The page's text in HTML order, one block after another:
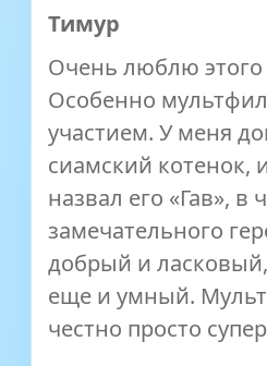
Тимур
Очень люблю этого
Особенно
участием. У меня
сиамский котенок,
назвал его «Гав», в
замечательного
добрый и
еще и умный.
честно просто